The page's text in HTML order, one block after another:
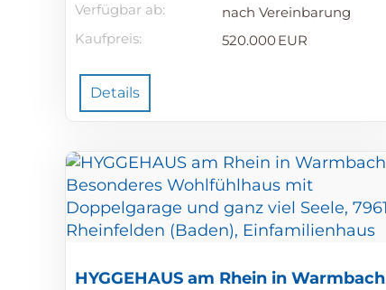
Verfügbar ab:
nach Vereinbarung
Kaufpreis:
520.000 EUR
Details
HYGGEHAUS am Rhein in